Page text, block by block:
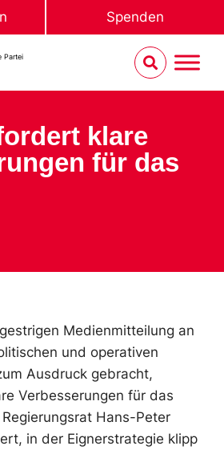
Spenden
Partei
klare
für das
Medienmitteilung an
und operativen
Ausdruck gebracht,
Verbesserungen für das
Hans-Peter
in der Eignerstrategie klipp